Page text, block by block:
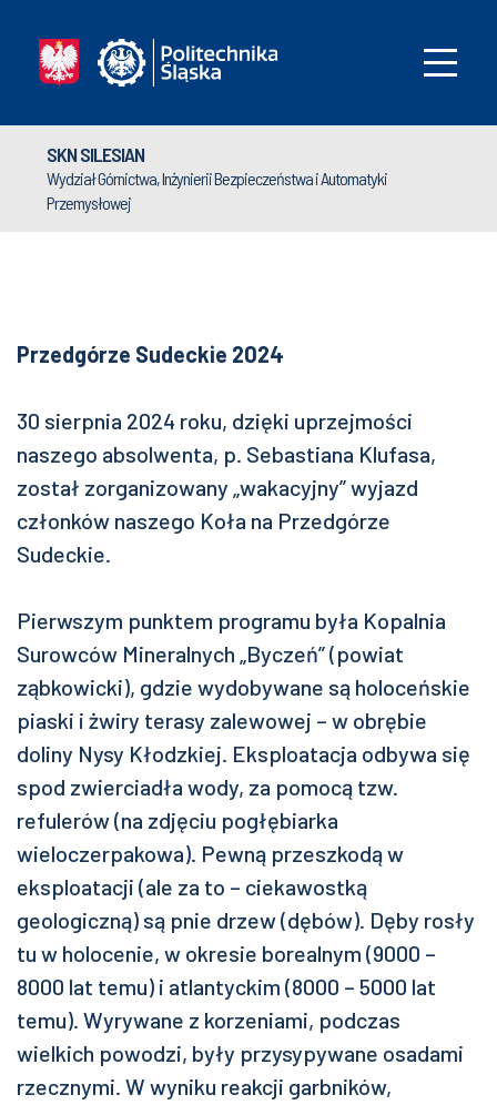
SKN SILESIAN
Wydział Górnictwa, Inżynierii Bezpieczeństwa i Automatyki
Przemysłowej
Przedgórze Sudeckie 2024
30 sierpnia 2024 roku, dzięki uprzejmości
naszego absolwenta, p. Sebastiana Klufasa,
został zorganizowany „wakacyjny” wyjazd
członków naszego Koła na Przedgórze
Sudeckie.
Pierwszym punktem programu była Kopalnia
Surowców Mineralnych „Byczeń” (powiat
ząbkowicki), gdzie wydobywane są holoceńskie
piaski i żwiry terasy zalewowej – w obrębie
doliny Nysy Kłodzkiej. Eksploatacja odbywa się
spod zwierciadła wody, za pomocą tzw.
refulerów (na zdjęciu pogłębiarka
wieloczerpakowa). Pewną przeszkodą w
eksploatacji (ale za to – ciekawostką
geologiczną) są pnie drzew (dębów). Dęby rosły
tu w holocenie, w okresie borealnym (9000 –
8000 lat temu) i atlantyckim (8000 – 5000 lat
temu). Wyrywane z korzeniami, podczas
wielkich powodzi, były przysypywane osadami
rzecznymi. W wyniku reakcji garbników,